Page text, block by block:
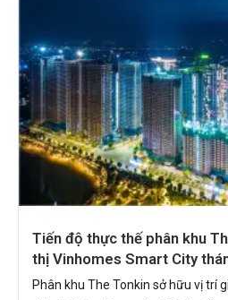
Tiến độ thực thế phân khu
thị Vinhomes Smart City
Phân khu The Tonkin sở hữu vị trí